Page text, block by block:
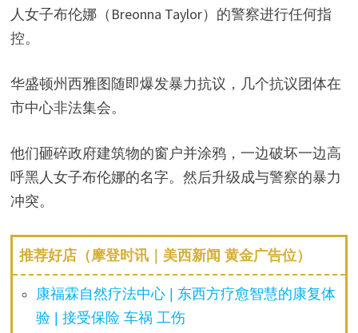
人女子布伦娜（Breonna Taylor）的警察进行任何指
控。
华盛顿州西雅图随即爆发暴力抗议，几个抗议团体在
市中心非法集会。
他们砸碎政府建筑物的窗户并涂鸦，一边破坏一边高
呼黑人女子布伦娜的名字。然后升级成与警察的暴力
冲突。
推荐好店（摩登时讯｜美西新闻 黄金广告位）
康福霖自然疗法中心 | 东西方疗愈智慧的康复体
验 | 接受保险 车祸 工伤